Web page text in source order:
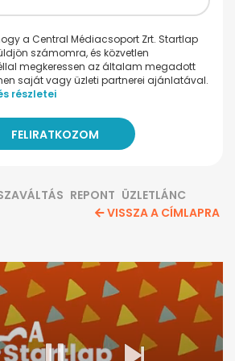
a Central Médiacsoport Zrt. Startlap
számomra, és közvetlen
megkeressen az általam megadott
saját vagy üzleti partnerei ajánlatával.
részletei
REPONT ÜZLETLÁNC
VISSZA A CÍMLAPRA